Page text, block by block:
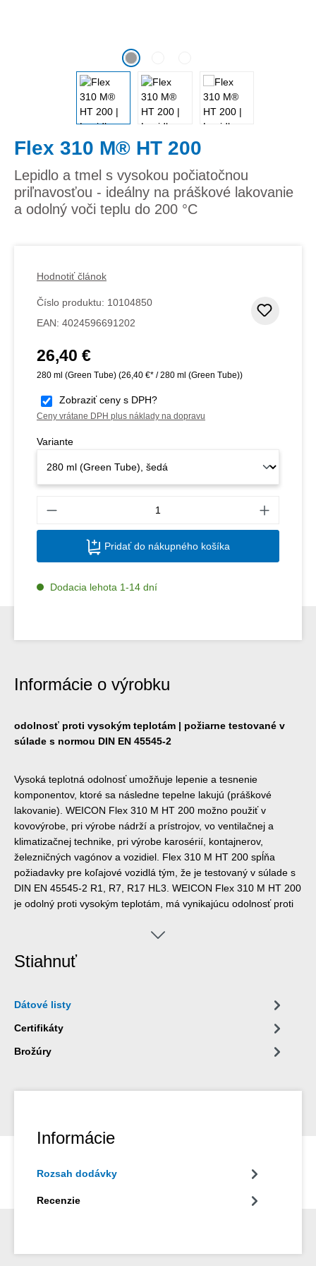
Flex 310 M® HT 200
Lepidlo a tmel s vysokou počiatočnou
priľnavosťou - ideálny na práškové lakovanie
a odolný voči teplu do 200 °C
Hodnotiť článok
Číslo produktu: 10104850
EAN: 4024596691202
Bežná cena:
26,40 €
280 ml (Green Tube) (26,40 €* / 280 ml (Green Tube))
Zobraziť ceny s DPH?
Ceny vrátane DPH plus náklady na dopravu
Variante
Pridať do nákupného košíka
Dodacia lehota 1-14 dní
Informácie o výrobku
odolnosť proti vysokým teplotám | požiarne testované v
súlade s normou DIN EN 45545-2
Vysoká teplotná odolnosť umožňuje lepenie a tesnenie
komponentov, ktoré sa následne tepelne lakujú (práškové
lakovanie). WEICON Flex 310 M HT 200 možno použiť v
kovovýrobe, pri výrobe nádrží a prístrojov, vo ventilačnej a
klimatizačnej technike, pri výrobe karosérií, kontajnerov,
železničných vagónov a vozidiel. Flex 310 M HT 200 spĺňa
požiadavky pre koľajové vozidlá tým, že je testovaný v súlade s
DIN EN 45545-2 R1, R7, R17 HL3. WEICON Flex 310 M HT 200
je odolný proti vysokým teplotám, má vynikajúcu odolnosť proti
Stiahnuť
Dátové listy
Certifikáty
Brožúry
Informácie
Rozsah dodávky
Recenzie